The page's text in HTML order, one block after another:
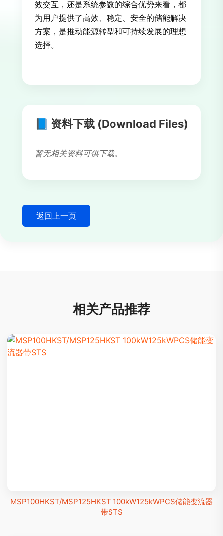
效交互，还是系统参数的综合优势来看，都
为用户提供了高效、稳定、安全的储能解决
方案，是推动能源转型和可持续发展的理想
选择。
📘 资料下载 (Download Files)
暂无相关资料可供下载。
返回上一页
相关产品推荐
MSP100HKST/MSP125HKST 100kW125kWPCS储能变流器
带STS